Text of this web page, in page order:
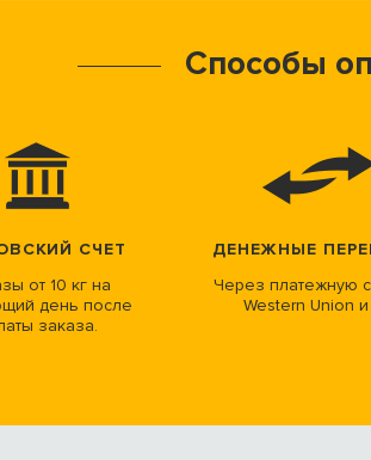
Способы
СЧЕТ
от 10 кг на
день после
заказа.
ДЕНЕЖНЫЕ
Через платежную
Western Union и